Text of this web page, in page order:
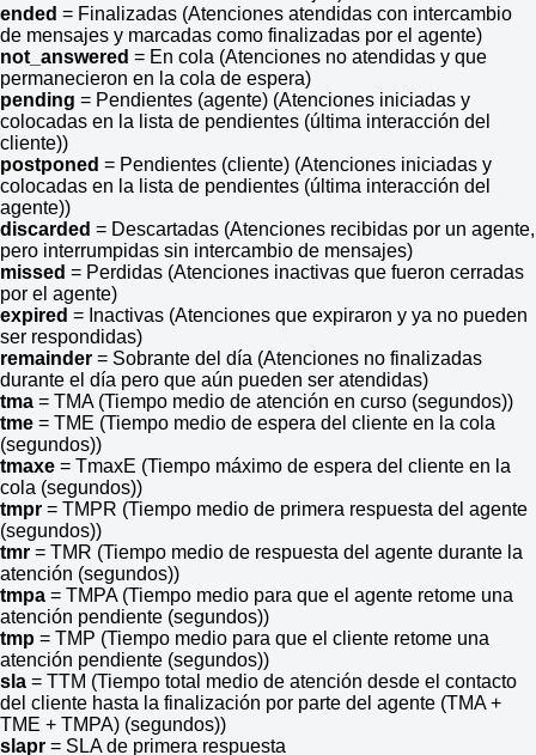
ended = Finalizadas (Atenciones atendidas con intercambio
de mensajes y marcadas como finalizadas por el agente)
not_answered = En cola (Atenciones no atendidas y que
permanecieron en la cola de espera)
pending = Pendientes (agente) (Atenciones iniciadas y
colocadas en la lista de pendientes (última interacción del
cliente))
postponed = Pendientes (cliente) (Atenciones iniciadas y
colocadas en la lista de pendientes (última interacción del
agente))
discarded = Descartadas (Atenciones recibidas por un agente,
pero interrumpidas sin intercambio de mensajes)
missed = Perdidas (Atenciones inactivas que fueron cerradas
por el agente)
expired = Inactivas (Atenciones que expiraron y ya no pueden
ser respondidas)
remainder = Sobrante del día (Atenciones no finalizadas
durante el día pero que aún pueden ser atendidas)
tma = TMA (Tiempo medio de atención en curso (segundos))
tme = TME (Tiempo medio de espera del cliente en la cola
(segundos))
tmaxe = TmaxE (Tiempo máximo de espera del cliente en la
cola (segundos))
tmpr = TMPR (Tiempo medio de primera respuesta del agente
(segundos))
tmr = TMR (Tiempo medio de respuesta del agente durante la
atención (segundos))
tmpa = TMPA (Tiempo medio para que el agente retome una
atención pendiente (segundos))
tmp = TMP (Tiempo medio para que el cliente retome una
atención pendiente (segundos))
sla = TTM (Tiempo total medio de atención desde el contacto
del cliente hasta la finalización por parte del agente (TMA +
TME + TMPA) (segundos))
slapr = SLA de primera respuesta